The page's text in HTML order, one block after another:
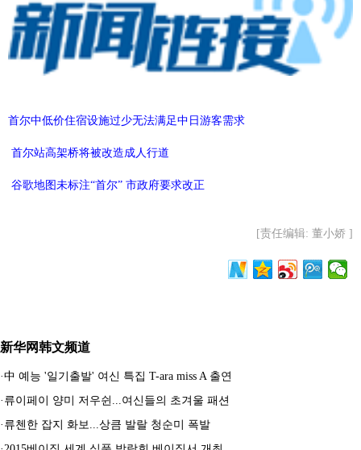
首尔中低价住宿设施过少无法满足中日游客需求
首尔站高架桥将被改造成人行道
谷歌地图未标注“首尔” 市政府要求改正
[责任编辑: 董小娇 ]
新华网韩文频道
·中 예능 '일기출발' 여신 특집 T-ara miss A 출연
· 류이페이 양미 저우쉰...여신들의 초겨울 패션
· 류첸한 잡지 화보...상큼 발랄 청순미 폭발